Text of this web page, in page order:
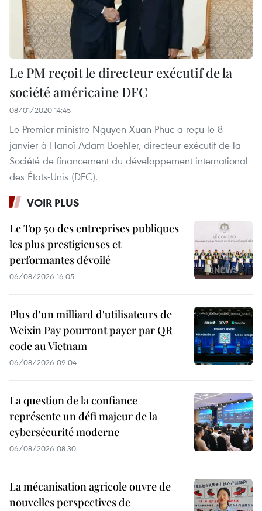
Le PM reçoit le directeur exécutif de la
société américaine DFC
08/01/2020 14:45
Le Premier ministre Nguyen Xuan Phuc a reçu le 8
janvier à Hanoï Adam Boehler, directeur exécutif de la
Société de financement du développement international
des États-Unis (DFC).
VOIR PLUS
Le Top 50 des entreprises publiques
les plus prestigieuses et
performantes dévoilé
06/08/2026 16:05
Plus d'un milliard d'utilisateurs de
Weixin Pay pourront payer par QR
code au Vietnam
06/08/2026 09:04
La question de la confiance
représente un défi majeur de la
cybersécurité moderne
06/08/2026 08:30
La mécanisation agricole ouvre de
nouvelles perspectives de